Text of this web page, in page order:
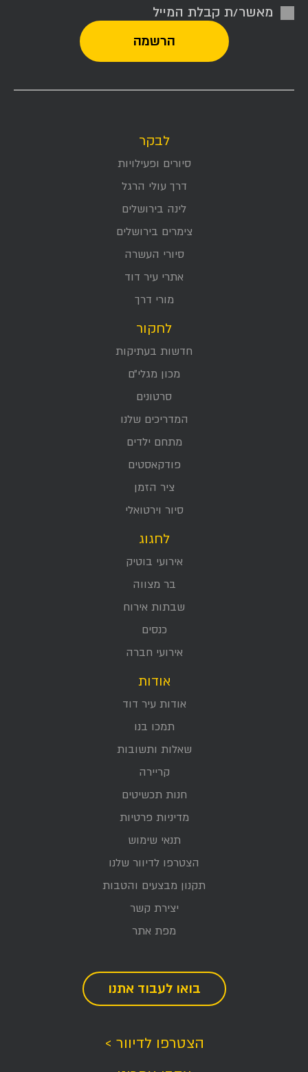
מאשר/ת קבלת המייל
לבקר
סיורים ופעילויות
דרך עולי הרגל
לינה בירושלים
צימרים בירושלים
סיורי העשרה
אתרי עיר דוד
מורי דרך
לחקור
חדשות בעתיקות
מכון מגלי״ם
סרטונים
המדריכים שלנו
מתחם ילדים
פודקאסטים
ציר הזמן
סיור וירטואלי
לחגוג
אירועי בוטיק
בר מצווה
שבתות אירוח
כנסים
אירועי חברה
אודות
אודות עיר דוד
תמכו בנו
שאלות ותשובות
קריירה
חנות תכשיטים
מדיניות פרטיות
תנאי שימוש
הצטרפו לדיוור שלנו
תקנון מבצעים והטבות
יצירת קשר
מפת אתר
בואו לעבוד אתנו
הצטרפו לדיוור >